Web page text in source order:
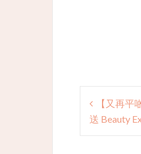
Post【又再平
送 Beauty